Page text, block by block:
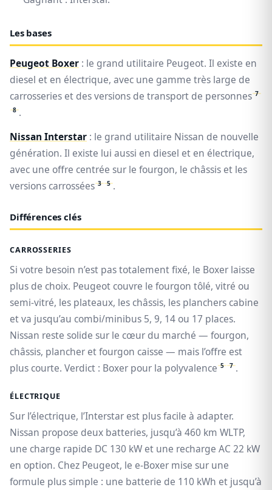
Les bases
Peugeot Boxer : le grand utilitaire Peugeot. Il existe en
diesel et en électrique, avec une gamme très large de
carrosseries et des versions de transport de personnes 7
8 .
Nissan Interstar : le grand utilitaire Nissan de nouvelle
génération. Il existe lui aussi en diesel et en électrique,
avec une offre centrée sur le fourgon, le châssis et les
versions carrossées 3 5 .
Différences clés
CARROSSERIES
Si votre besoin n’est pas totalement fixé, le Boxer laisse
plus de choix. Peugeot couvre le fourgon tôlé, vitré ou
semi-vitré, les plateaux, les châssis, les planchers cabine
et va jusqu’au combi/minibus 5, 9, 14 ou 17 places.
Nissan reste solide sur le cœur du marché — fourgon,
châssis, plancher et fourgon caisse — mais l’offre est
plus courte. Verdict : Boxer pour la polyvalence 5 7 .
ÉLECTRIQUE
Sur l’électrique, l’Interstar est plus facile à adapter.
Nissan propose deux batteries, jusqu’à 460 km WLTP,
une charge rapide DC 130 kW et une recharge AC 22 kW
en option. Chez Peugeot, le e-Boxer mise sur une
formule plus simple : une batterie de 110 kWh et jusqu’à